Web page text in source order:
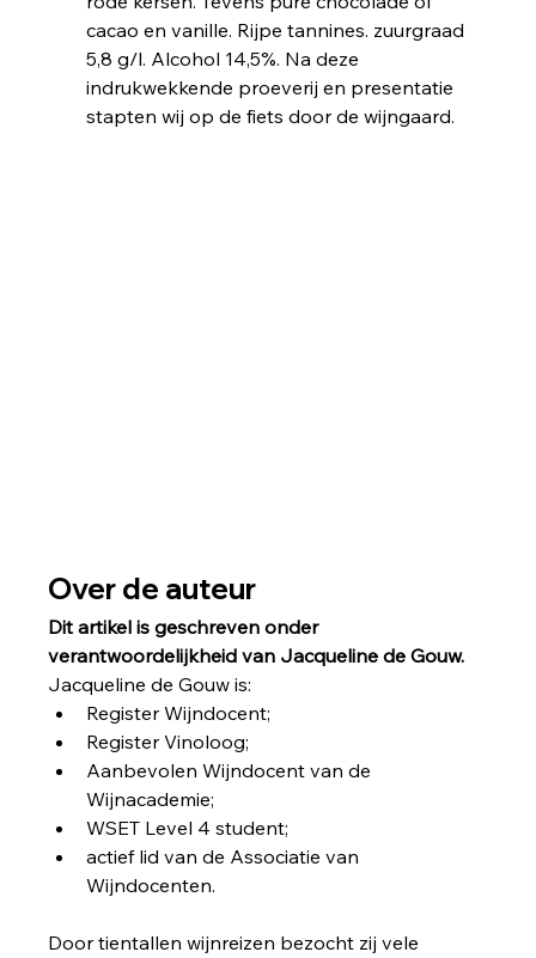
cacao en vanille. Rijpe tannines. zuurgraad
5,8 g/l. Alcohol 14,5%. Na deze
indrukwekkende proeverij en presentatie
stapten wij op de fiets door de wijngaard.
Over de auteur
Dit artikel is geschreven onder
verantwoordelijkheid van Jacqueline de Gouw.
Jacqueline de Gouw is:
Register Wijndocent;
Register Vinoloog;
Aanbevolen Wijndocent van de
Wijnacademie;
WSET Level 4 student;
actief lid van de Associatie van
Wijndocenten.
Door tientallen wijnreizen bezocht zij vele